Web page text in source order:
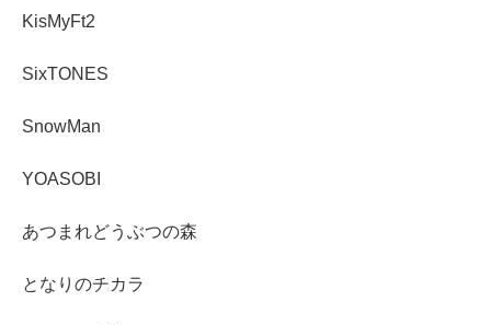
KisMyFt2
SixTONES
SnowMan
YOASOBI
あつまれどうぶつの森
となりのチカラ